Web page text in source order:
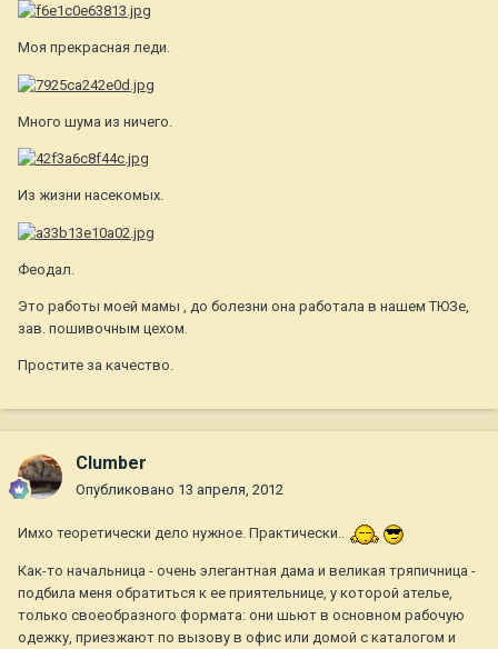
Моя прекрасная леди.
Много шума из ничего.
Из жизни насекомых.
Феодал.
Это работы моей мамы , до болезни она работала в нашем ТЮЗе,
зав. пошивочным цехом.
Простите за качество.
Clumber
Опубликовано 13 апреля, 2012
Имхо теоретически дело нужное. Практически..
Как-то начальница - очень элегантная дама и великая тряпичница -
подбила меня обратиться к ее приятельнице, у которой ателье,
только своеобразного формата: они шьют в основном рабочую
одежку, приезжают по вызову в офис или домой с каталогом и